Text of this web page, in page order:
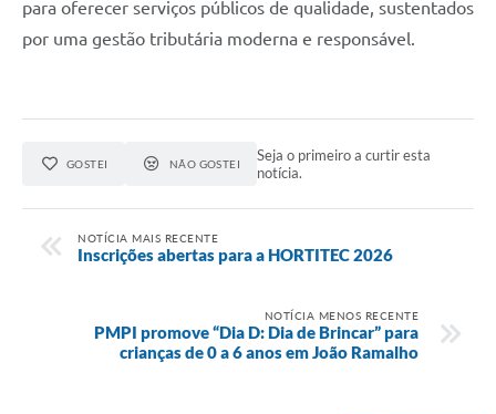
para oferecer serviços públicos de qualidade, sustentados
por uma gestão tributária moderna e responsável.
GOSTEI NÃO GOSTEI
Seja o primeiro a curtir esta
notícia.
NOTÍCIA MAIS RECENTE
Inscrições abertas para a HORTITEC 2026
NOTÍCIA MENOS RECENTE
PMPI promove “Dia D: Dia de Brincar” para
crianças de 0 a 6 anos em João Ramalho